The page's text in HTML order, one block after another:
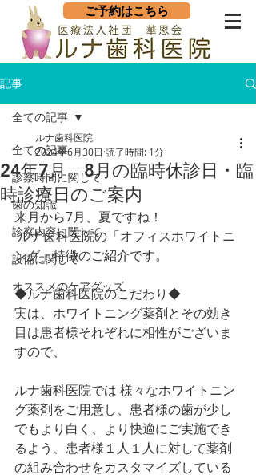
ご予約はこちら
記事
全ての記事
診察時間に関して
歯の知識
診察内容に関して
設備に関して
オススメのケアグッズ
全ての記事
24年7月、8月の臨時休診日・臨
時診療日のご案内
ルナ歯科医院
2024年6月30日 読了時間: 1分
来月から7月、夏ですね！
ルナ歯科医院の「オフィスホワイトニ
ング」特徴のご紹介です。
◆ルナ歯科医院のこだわり◆
実は、ホワイトニング薬剤とその効き
目は患者様それぞれに相性がございま
すので、
ルナ歯科医院では 様々なホワイトニン
グ薬剤をご用意し、患者様の歯が少し
でもより白く、より快適にご実施でき
るよう、患者様１人１人に対して薬剤
の組み合わせをカスタマイズしている